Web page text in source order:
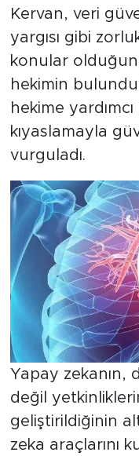
Kervan, veri
yargısı gibi
konular
hekimin
hekime yardımcı
kıyaslamayla
vurguladı.
Yapay zekanın,
değil
geliştirildiğinin
zeka araçlarını